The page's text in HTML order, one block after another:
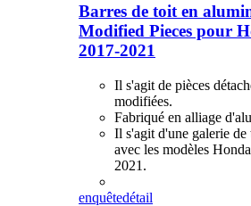
Barres de toit en
Modified Pieces pour
2017-2021
Il s'agit de pièces
modifiées.
Fabriqué en alliage
Il s'agit d'une galerie
avec les modèles
2021.
enquêtedétail